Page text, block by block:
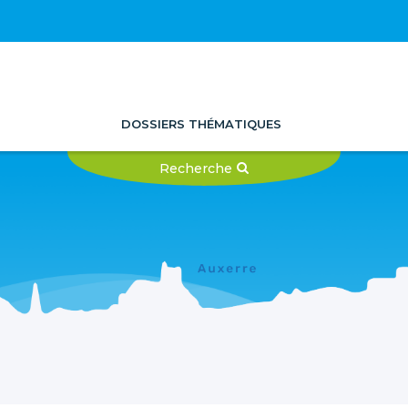
DOSSIERS THÉMATIQUES
Recherche